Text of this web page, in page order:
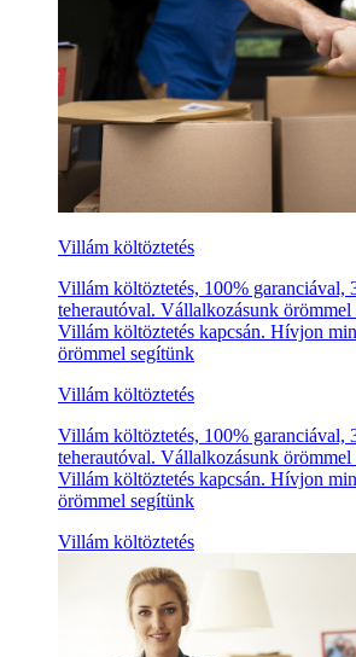
Villám költöztetés
Villám költöztetés, 100% garanciával,
teherautóval. Vállalkozásunk örömmel
Villám költöztetés kapcsán. Hívjon
örömmel segítünk
Villám költöztetés
Villám költöztetés, 100% garanciával,
teherautóval. Vállalkozásunk örömmel
Villám költöztetés kapcsán. Hívjon
örömmel segítünk
Villám költöztetés